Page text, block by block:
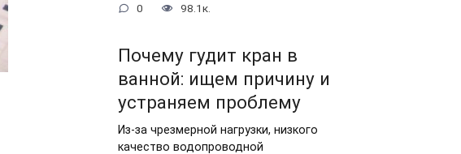
0 98.1к.
Почему гудит кран в
ванной: ищем причину и
устраняем проблему
Из-за чрезмерной нагрузки, низкого
качество водопроводной